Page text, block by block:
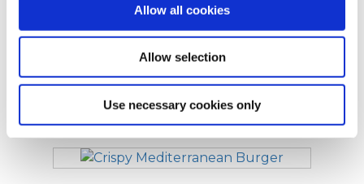
Allow all cookies
Allow selection
Use necessary cookies only
Anderen bekeken ook
Vegetable Burger